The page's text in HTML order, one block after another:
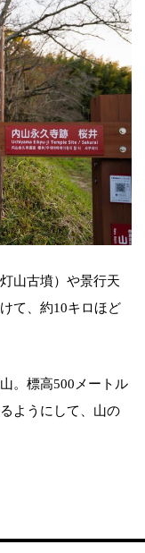
山古墳）や景行天
て、約10キロほど
。標高500メートル
ようにして、山の